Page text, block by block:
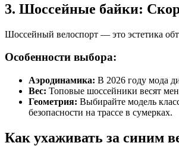
3. Шоссейные байки:
Шоссейный велоспорт — это эстетика
Особенности выбора:
Аэродинамика: В 2026 году мода
Вес: Топовые шоссейники весят
Геометрия: Выбирайте модель
безопасности на трассе в сумерках.
Как ухаживать за синим